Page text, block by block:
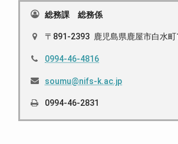
総務課 総務係
891-2393 鹿児島県鹿屋市白水町
0994-46-4816
soumu@nifs-k.ac.jp
0994-46-2831